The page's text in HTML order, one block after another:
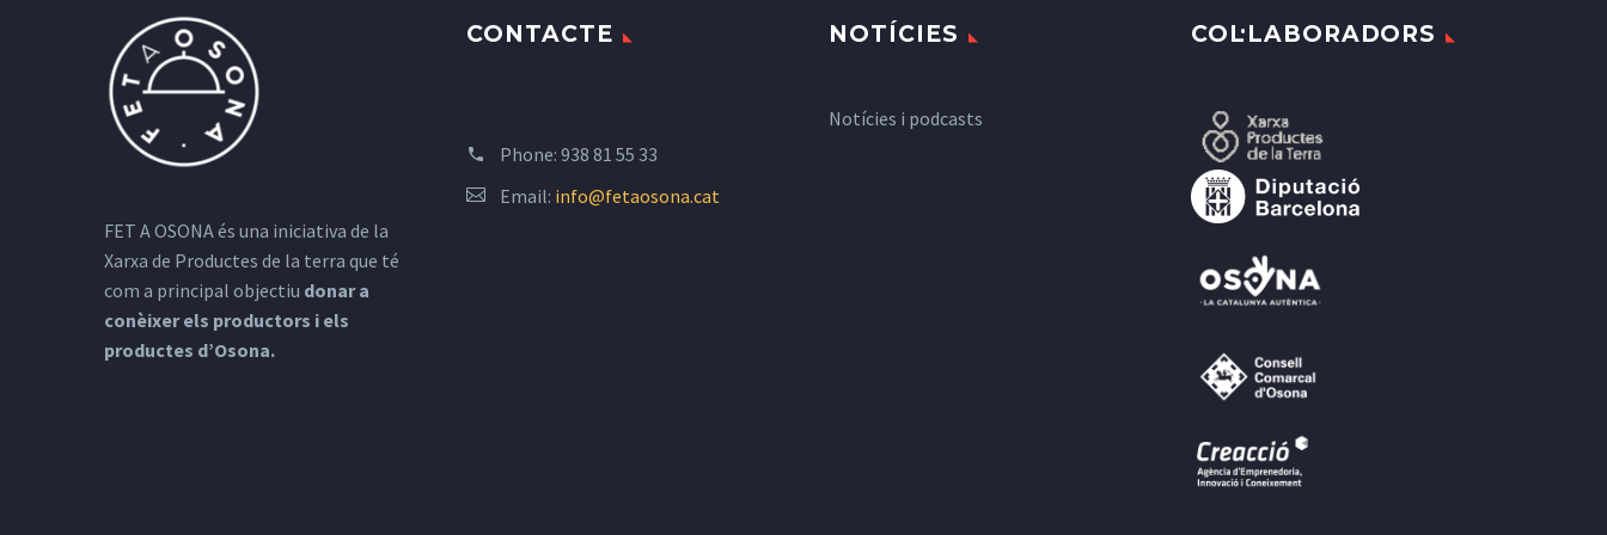
FET A OSONA és una iniciativa de la
Xarxa de Productes de la terra que té
com a principal objectiu donar a
conèixer els productors i els
productes d’Osona.
CONTACTE
Phone: 938 81 55 33
Email: info@fetaosona.cat
NOTÍCIES
Notícies i podcasts
COL·LABORADORS